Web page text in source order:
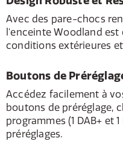
Avec des pare-chocs
l'enceinte Woodland
conditions extérieures
Boutons de
Accédez facilement à
boutons de préréglage,
programmes (1 DAB+ et
préréglages.